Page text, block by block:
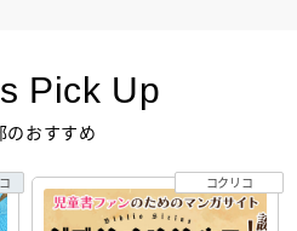
Pick Up
のおすすめ
コクリコ